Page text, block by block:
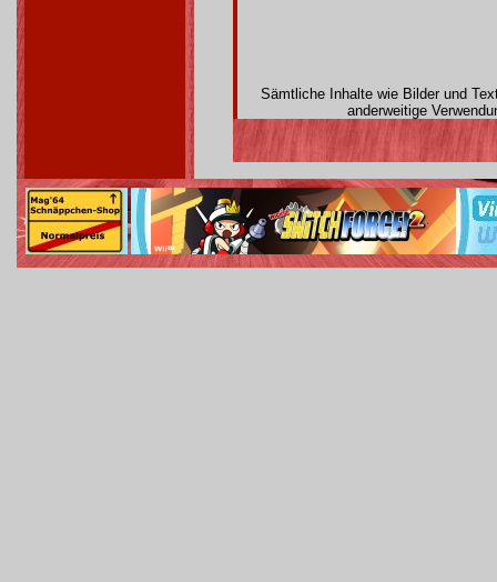
Sämtliche Inhalte wie Bilder und
anderweitige